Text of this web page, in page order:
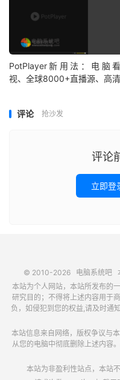
PotPlayer新用法：电脑
视、全球8000+直播源、高清
评论 抢沙发
评论
立即登
© 2010-2026 电脑系统吧
本站为个人网站，本站所发布的
研究目的；不得将上述内容用于
负，如侵犯到您的权益,请及时通
本站信息来自网络，版权争议与
从您的电脑中彻底删除上述内容
本站为非盈利性站点，本站